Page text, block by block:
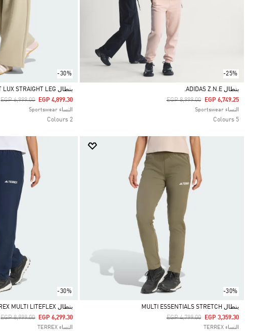
-25%
Selected
بنطال ADIDAS Z.N.E.
Price Reduced From
EGP 8,999.00ToEGP 6,749.25
النساء Sportswear
5 Colours
-30%
Selected
بنطال SOFT LUX STRAIGHT LEG
Price Reduced From
EGP 6,999.00ToEGP 4,899.30
النساء Sportswear
2 Colours
-30%
Selected
بنطال MULTI ESSENTIALS STRETCH
Price Reduced From
EGP 4,799.00ToEGP 3,359.30
النساء TERREX
-30%
Selected
بنطال TERREX MULTI LITEFLEX
Price Reduced From
EGP 8,999.00ToEGP 6,299.30
النساء TERREX